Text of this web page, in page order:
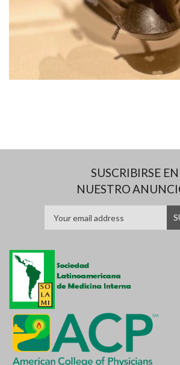
SUSCRIBIRSE EN
NUESTRO